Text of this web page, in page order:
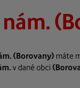
(Borovany) máte
v dané obci